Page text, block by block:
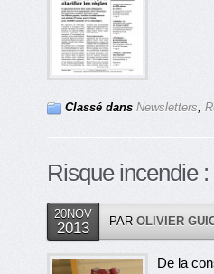
Classé dans Newsletters,
Risque incendie
20NOV
2013 PAR OLIVIER
De la